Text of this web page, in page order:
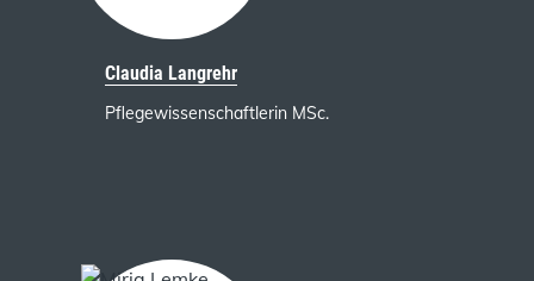
Claudia Langrehr
Pflegewissenschaftlerin MSc.